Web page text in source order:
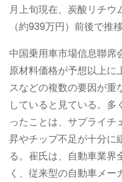
月上旬現在、炭酸リチウ
（約939万円）前後で推
中国乗用車市場信息聯席
原材料価格が予想以上に
スなどの複数の要因が重
していると見ている。
ったことは、サプライ
昇やチップ不足が十分に
る。崔氏は、自動車業界
く、従来型の自動車メ